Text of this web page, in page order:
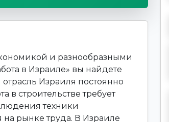
и разнообразными
в Израиле» вы найдете
Израиля постоянно
в строительстве требует
техники
на рынке труда. В Израиле